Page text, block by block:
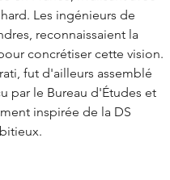
Les ingénieurs de
reconnaissaient la
concrétiser cette vision.
fut d'ailleurs assemblé
par le Bureau d'Études et
inspirée de la DS